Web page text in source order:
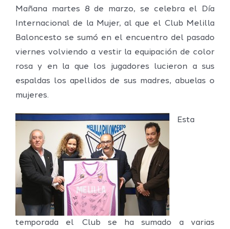
Mañana martes 8 de marzo, se celebra el Día
Internacional de la Mujer, al que el Club Melilla
Baloncesto se sumó en el encuentro del pasado
viernes volviendo a vestir la equipación de color
rosa y en la que los jugadores lucieron a sus
espaldas los apellidos de sus madres, abuelas o
mujeres.
Esta
temporada el Club se ha sumado a varias